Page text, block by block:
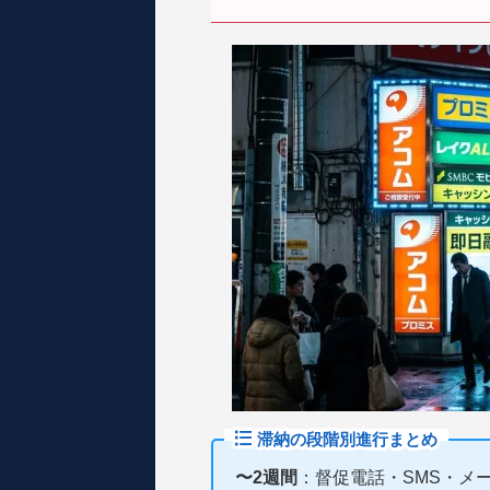
滞納の段階別進行まとめ
〜2週間 ：督促電話・SMS・メ